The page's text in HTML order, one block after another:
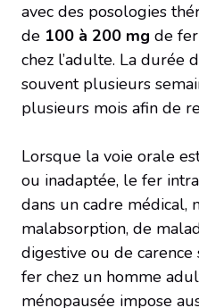
avec des posologies
de 100 à 200 mg de
chez l’adulte. La durée
souvent plusieurs
plusieurs mois afin de
Lorsque la voie orale
ou inadaptée, le fer
dans un cadre médical,
malabsorption, de
digestive ou de carence
fer chez un homme
ménopausée impose